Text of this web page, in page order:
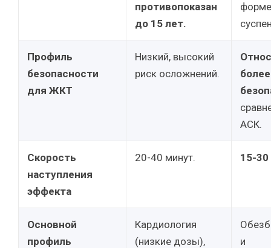
противопоказан
до 15 лет.
форме
Профиль
безопасности
для ЖКТ
Низкий, высокий
риск осложнений.
более
АСК.
Скорость
наступления
эффекта
20-40 минут. 15-
Основной
профиль
Кардиология
(низкие дозы),
и